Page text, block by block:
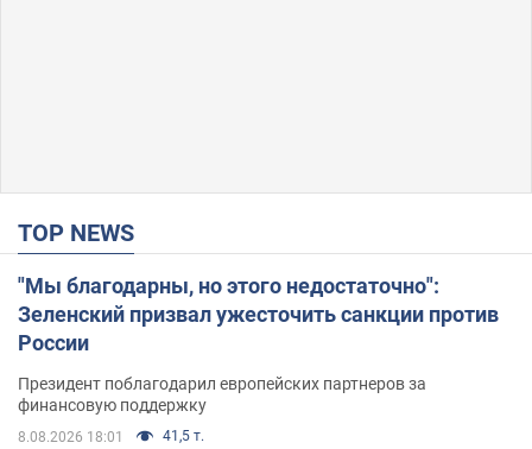
TOP NEWS
"Мы благодарны, но этого недостаточно":
Зеленский призвал ужесточить санкции против
России
Президент поблагодарил европейских партнеров за
финансовую поддержку
8.08.2026 18:01 41,5 т.